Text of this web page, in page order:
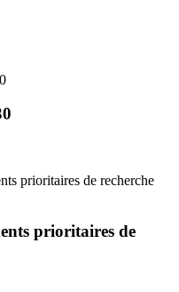
prioritaires de recherche
prioritaires de